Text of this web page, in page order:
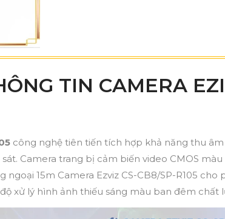
TIN CAMERA
công nghệ tiên tiến tích hợp khả năng thu
Camera trang bị cảm biến video CMOS
ngoại 15m Camera Ezviz CS-CB8/SP-R105
xử lý hình ảnh thiếu sáng màu ban đêm chất